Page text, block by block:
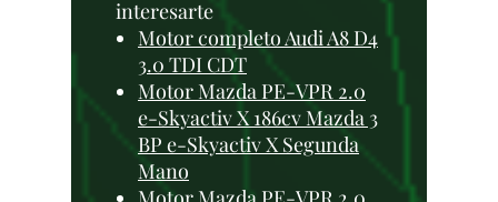
interesarte
Motor completo Audi A8 D4
3.0 TDI CDT
Motor Mazda PE-VPR 2.0
e-Skyactiv X 186cv Mazda 3
BP e-Skyactiv X Segunda
Mano